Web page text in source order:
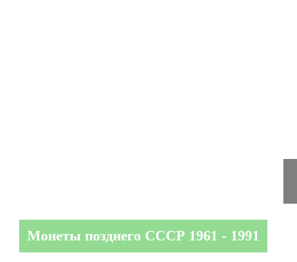
Монеты позднего СССР 1961 - 1991